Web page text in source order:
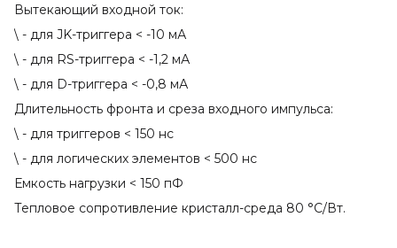
Вытекающий входной ток:
\ - для JK-триггера < -10 мА
\ - для RS-триггера < -1,2 мА
\ - для D-триггера < -0,8 мА
Длительность фронта и среза входного импульса:
\ - для триггеров < 150 нс
\ - для логических элементов < 500 нс
Емкость нагрузки < 150 пФ
Тепловое сопротивление кристалл-среда 80 °С/Вт.